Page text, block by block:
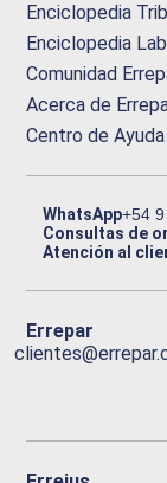
Enciclopedia
Enciclopedia
Comunidad
Acerca de
Centro de Ayuda
WhatsApp+54
Consultas de
Atención al
Errepar